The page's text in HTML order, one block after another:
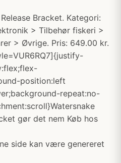
Bracket. Kategori:
> Tilbehør fiskeri >
> Øvrige. Pris: 649.00 kr.
position:left
repeat:no-
gør det nem Køb hos
side kan være genereret